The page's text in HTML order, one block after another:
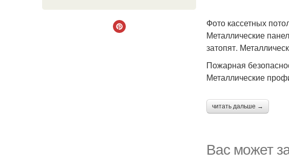
Фото кассетных
Металлические
затопят.
Пожарная
Металлические
читать дальше →
Вас может